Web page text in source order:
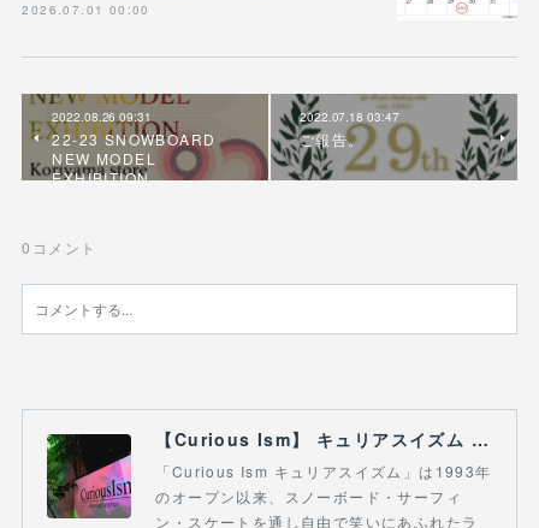
2026.07.01 00:00
2022.08.26 09:31
22-23 SNOWBOARD
NEW MODEL
EXHIBITION
2022.07.18 03:47
ご報告。
0 コメント
【Curious Ism】 キュリアスイズム l スノーボードショップ サーフショップ 福島県 会津若松市 郡山市 通販
「Curious Ism キュリアスイズム」は1993年
のオープン以来、スノーボード・サーフィ
ン・スケートを通し自由で笑いにあふれたラ